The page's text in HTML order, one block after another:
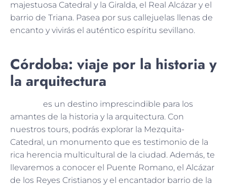
majestuosa Catedral y la Giralda, el Real Alcázar y el
barrio de Triana. Pasea por sus callejuelas llenas de
encanto y vivirás el auténtico espíritu sevillano.
Córdoba: viaje por la historia y
la arquitectura
es un destino imprescindible para los
amantes de la historia y la arquitectura. Con
nuestros tours, podrás explorar la Mezquita-
Catedral, un monumento que es testimonio de la
rica herencia multicultural de la ciudad. Además, te
llevaremos a conocer el Puente Romano, el Alcázar
de los Reyes Cristianos y el encantador barrio de la